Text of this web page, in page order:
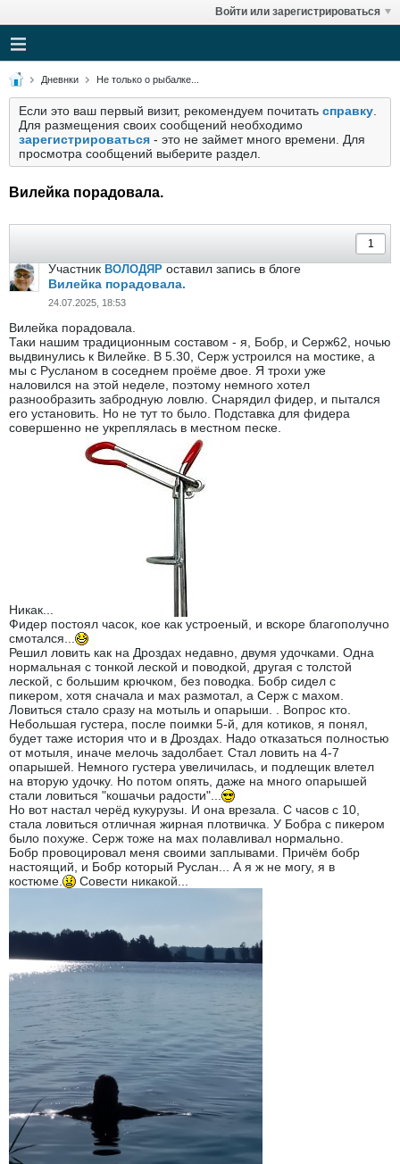
Войти или зарегистрироваться
Дневнки Не только о рыбалке...
Если это ваш первый визит, рекомендуем почитать справку
Для размещения своих сообщений необходимо
зарегистрироваться - это не займет много времени. Для
просмотра сообщений выберите раздел.
Вилейка порадовала.
Участник ВОЛОДЯР оставил запись в блоге
Вилейка порадовала.
24.07.2025, 18:53
Вилейка порадовала.
Таки нашим традиционным составом - я, Бобр, и Серж62, ночью
выдвинулись к Вилейке. В 5.30, Серж устроился на мостике, а
мы с Русланом в соседнем проёме двое. Я трохи уже
наловился на этой неделе, поэтому немного хотел
разнообразить забродную ловлю. Снарядил фидер, и пытался
его установить. Но не тут то было. Подставка для фидера
совершенно не укреплялась в местном песке.
Никак...
Фидер постоял часок, кое как устроеный, и вскоре благополучно
смотался...
Решил ловить как на Дроздах недавно, двумя удочками. Одна
нормальная с тонкой леской и поводкой, другая с толстой
леской, с большим крючком, без поводка. Бобр сидел с
пикером, хотя сначала и мах размотал, а Серж с махом.
Ловиться стало сразу на мотыль и опарыши. . Вопрос кто.
Небольшая густера, после поимки 5-й, для котиков, я понял,
будет таже история что и в Дроздах. Надо отказаться полностью
от мотыля, иначе мелочь задолбает. Стал ловить на 4-7
опарышей. Немного густера увеличилась, и подлещик влетел
на вторую удочку. Но потом опять, даже на много опарышей
стали ловиться "кошачьи радости"...
Но вот настал черёд кукурузы. И она врезала. С часов с 10,
стала ловиться отличная жирная плотвичка. У Бобра с пикером
было похуже. Серж тоже на мах полавливал нормально.
Бобр провоцировал меня своими заплывами. Причём бобр
настоящий, и Бобр который Руслан... А я ж не могу, я в
костюме.
Совести никакой...